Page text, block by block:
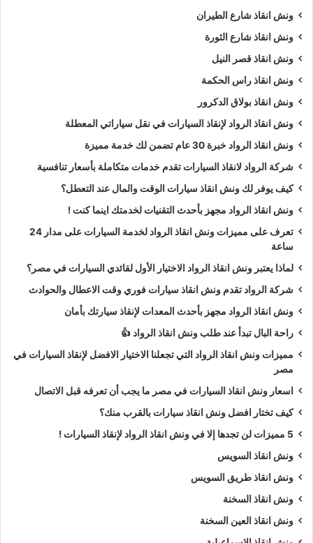
ونش انقاذ شارع الطيران
ونش انقاذ شارع الثورة
ونش انقاذ قصر النيل
ونش انقاذ راس الحكمة
ونش انقاذ بولاق الدكرور
ونش انقاذ الرواد لإنقاذ السيارات في نقل سياراتي المعطلة
ونش انقاذ الرواد خبرة 30 عام تضمن لك خدمة مميزة
شركة الرواد لانقاذ السيارات تقدم خدمات متكاملة بأسعار تنافسية
كيف يوفر لك ونش انقاذ سيارات الوقت والمال عند التعطل؟
ونش انقاذ الرواد مجهز بأحدث التقنيات لخدمتك اينما كنت !
تعرف على مميزات ونش انقاذ الرواد لخدمة السيارات على مدار 24
ساعة
لماذا يعتبر ونش انقاذ الرواد الاختيار الأول لقائدي السيارات في مصر؟
شركة الرواد تقدم ونش انقاذ سيارات فوري وقت الاعطال والحوادث
ونش انقاذ الرواد مجهز بأحدث المعدات لإنقاذ سيارتك بأمان
راحة البال تبدأ عند طلب ونش انقاذ الرواد 👍
مميزات ونش انقاذ الرواد التي تجعلنا الاختيار الافضل لإنقاذ السيارات في
مصر
اسعار ونش انقاذ السيارات في مصر ما يجب أن تعرفه قبل الاتصال
كيف تختار افضل ونش انقاذ سيارات بالقرب منك؟
5 مميزات لن تجدها إلا في ونش انقاذ الرواد لإنقاذ السيارات !
ونش انقاذ السويس
ونش انقاذ طريق السويس
ونش انقاذ السخنة
ونش انقاذ العين السخنة